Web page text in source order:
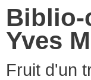
Biblio-
Yves
Fruit d'un